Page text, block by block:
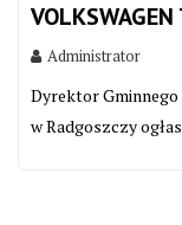
Administrator
Dyrektor Gminnego
w Radgoszczy